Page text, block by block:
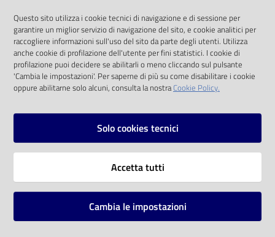
Eventi
Chiedi al
bibliotecario
solo alle condizioni previste dalla direttiva
comunitaria 2003/98/CE e dal d.lgs. 36/2006
SOCIAL
Instagram
Vai alla pagina
Mappa del sito
Questo sito utilizza i cookie tecnici di navigazione e di sessione per
garantire un miglior servizio di navigazione del sito, e cookie analitici per
raccogliere informazioni sull'uso del sito da parte degli utenti. Utilizza
anche cookie di profilazione dell'utente per fini statistici. I cookie di
profilazione puoi decidere se abilitarli o meno cliccando sul pulsante
'Cambia le impostazioni'. Per saperne di più su come disabilitare i cookie
oppure abilitarne solo alcuni, consulta la nostraCookie Policy.
Solo cookies tecnici
Accetta tutti
Cambia le impostazioni